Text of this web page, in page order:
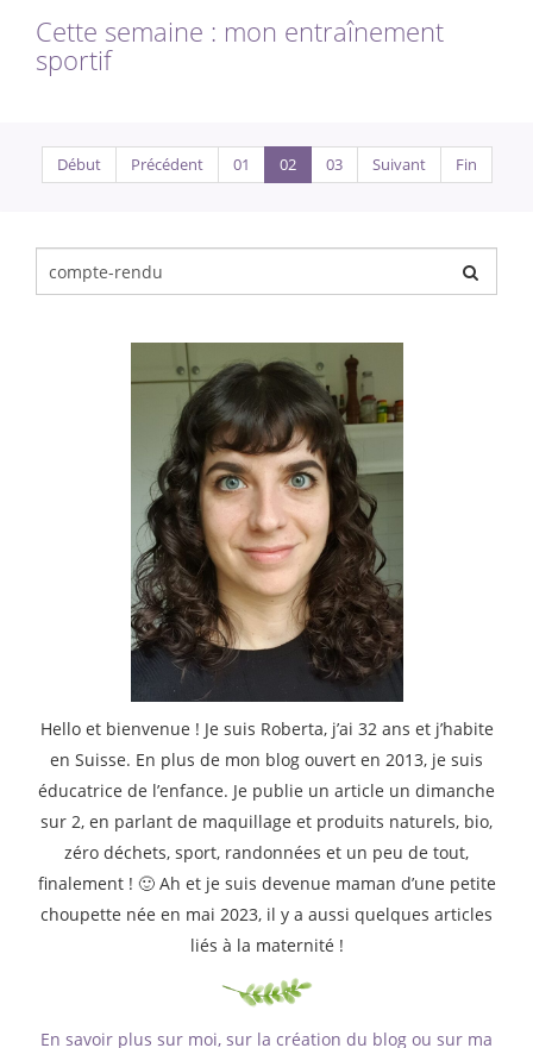
Cette semaine : mon entraînement
sportif
Début Précédent 01 02 03 Suivant Fin
pour
Hello et bienvenue ! Je suis Roberta, j’ai 32 ans et j’habite
en Suisse. En plus de mon blog ouvert en 2013, je suis
éducatrice de l’enfance. Je publie un article un dimanche
sur 2, en parlant de maquillage et produits naturels, bio,
zéro déchets, sport, randonnées et un peu de tout,
finalement ! 🙂 Ah et je suis devenue maman d’une petite
choupette née en mai 2023, il y a aussi quelques articles
liés à la maternité !
En savoir plus sur moi, sur la création du blog ou sur ma